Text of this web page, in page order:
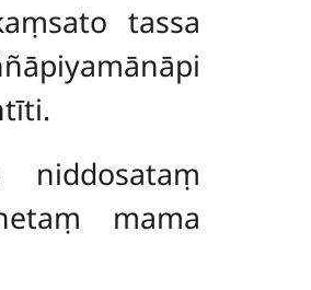
tassa
mama